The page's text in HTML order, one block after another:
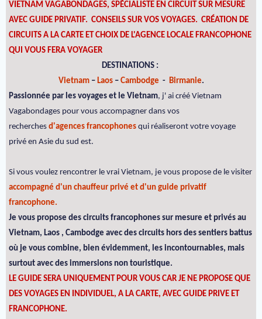
VIETNAM VAGABONDAGES, SPÉCIALISTE EN CIRCUIT SUR MESURE
AVEC GUIDE PRIVATIF. CONSEILS SUR VOS VOYAGES. CRÉATION DE
CIRCUITS A LA CARTE ET CHOIX DE L'AGENCE LOCALE FRANCOPHONE
QUI VOUS FERA VOYAGER
DESTINATIONS :
Vietnam– Laos – Cambodge - Birmanie.
Passionnée par les voyages et le Vietnam, j' ai créé Vietnam
Vagabondages pour vous accompagner dans vos
recherches d'agences francophones qui réaliseront votre voyage
privé en Asie du sud est.
Si vous voulez rencontrer le vrai Vietnam, je vous propose de le visiter
accompagné d'un chauffeur privé et d'un guide privatif
francophone.
Je vous propose des circuits francophones sur mesure et privés au
Vietnam, Laos , Cambodge avec des circuits hors des sentiers battus
où je vous combine, bien évidemment, les incontournables, mais
surtout avec des immersions non touristique.
LE GUIDE SERA UNIQUEMENT POUR VOUS CAR JE NE PROPOSE QUE
DES VOYAGES EN INDIVIDUEL, A LA CARTE, AVEC GUIDE PRIVE ET
FRANCOPHONE.